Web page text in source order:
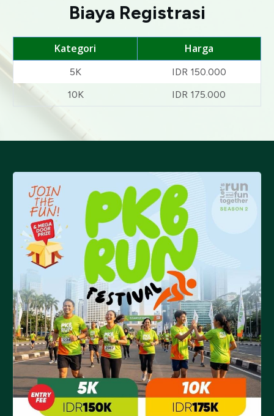
Biaya Registrasi
Kategori Harga
5K
IDR 150.000
10K
IDR 175.000